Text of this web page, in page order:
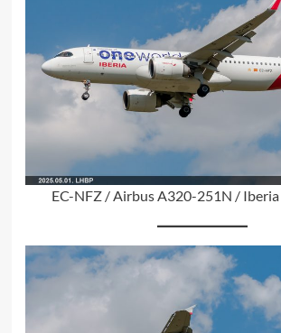
EC-NFZ / Airbus A320-251N /